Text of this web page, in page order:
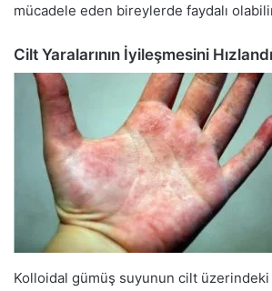
mücadele eden bireylerde faydalı
Cilt Yaralarının İyileşmesini
Kolloidal gümüş suyunun cilt üzerindeki